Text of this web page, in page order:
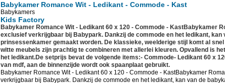
Babykamer Romance Wit - Ledikant - Commode - Kast
Babykamers
Kids Factory
Babykamer Romance Wit - Ledikant 60 x 120 - Commode - KastBabykamer
exclusief verkrijgbaar bij Babypark. Dankzij de commode en het ledikant, kan
prinsessenkamer gemaakt worden. De klassieke, weelderige stijl komt al
witte meubels zijn prachtig te combineren met allerlei kleuren. Opvallend is
het ledikant.De setprijs bevat de volgende items:- Commode- Ledikant 60 x
van mdf, aan de binnenzijde wordt ook spaanplaat gebruikt.
Babykamer Romance Wit - Ledikant 60 x 120 - Commode - KastBabykamer
verkrijgbaar bij Babypark. Dankzij de commode en het ledikant, kan van de